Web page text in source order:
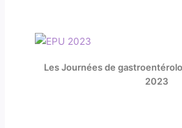
Les Journées de
2023